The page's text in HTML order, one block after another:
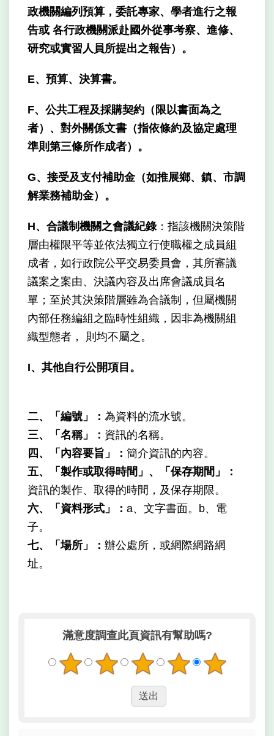
政機關編列預算，委託專家、學者進行之報
告或 各行政機關派赴國外從事考察、進修、
研究或實習人員所提出之報告）。
E、預算、決算書。
F、公共工程及採購契約（限以書面為之
者）、對外關係文書（指依條約及協定處理
準則第三條所作成者）。
G、接受及支付補助金（如推展鄉、鎮、市調
解業務補助金）。
H、合議制機關之會議紀錄：指該機關決策階
層由權限平等並依法獨立行使職權之成員組
成者，如行政院公平交易委員會，其所審議
議案之案由、決議內容及出席會議成員名
單；至於其決策階層雖為合議制，但屬機關
內部任務編組之臨時性組織，因非為機關組
織型態者， 則均不屬之。
I、其他自行公開項目。
二、「編號」： 為資料的流水號。
三、「名稱」： 資訊的名稱。
四、「內容要旨」： 簡介資訊的內容。
五、「製作或取得時間」、「保存期間」：
資訊的製作、取得的時間，及保存期限。
六、「資料形式」： a、文字書面。b、電
子。
七、「場所」： 辦公處所，或網際網路網
址。
滿意度調查此頁資訊有幫助嗎?